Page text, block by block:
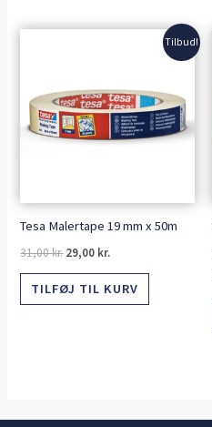
Tilbud!
Tesa Malertape 19 mm x 50m
31,00kr.
31,00 kr..
29,00 kr.
29,00 kr..
TILFØJ TIL KURV